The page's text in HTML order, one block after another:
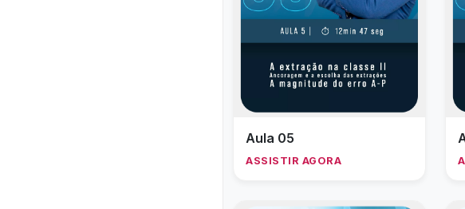
Aula 05
ASSISTIR AGORA